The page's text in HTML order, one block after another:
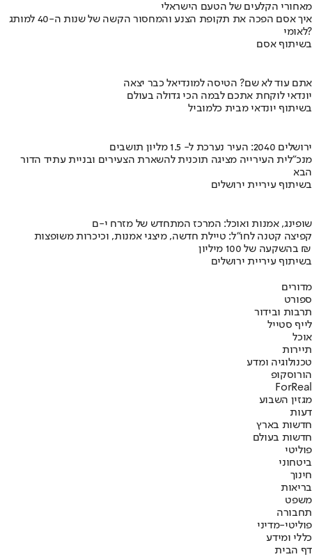
מאחורי הקלעים של הטעם הישראלי
איך אסם הפכה את תקופת הצנע והמחסור הקשה של שנות ה-40 למותג
לאומי?
בשיתוף אסם
אתם עוד לא שם? הטיסה למונדיאל כבר יצאה
יונדאי לוקחת אתכם לבמה הכי גדולה בעולם
בשיתוף יונדאי מבית כלמוביל
ירושלים 2040: העיר נערכת ל- 1.5 מליון תושבים
מנכ"לית העירייה מציגה תוכנית להשארת הצעירים ובניית עתיד הדור
הבא
בשיתוף עיריית ירושלים
שופינג, אמנות ואוכל: המרכז המתחדש של מזרח י-ם
קפיצה קטנה לחו"ל: טיילת חדשה, מיצגי אמנות, וכיכרות משופצות
בהשקעה של 100 מיליון ₪
בשיתוף עיריית ירושלים
מדורים
ספורט
תרבות ובידור
לייף סטייל
אוכל
תיירות
טכנולוגיה ומדע
הורוסקופ
ForReal
מגזין השבוע
דעות
חדשות בארץ
חדשות בעולם
פוליטי
ביטחוני
חינוך
בריאות
משפט
תחבורה
פוליטי-מדיני
כללי ומידע
דף הבית